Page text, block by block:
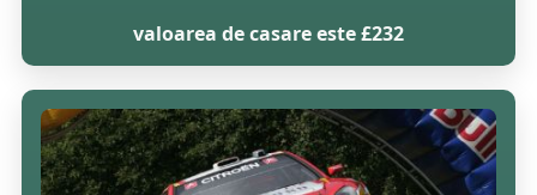
valoarea de casare este £232